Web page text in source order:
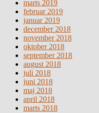
marts 2019
februar 2019
januar 2019
december 2018
november 2018
oktober 2018
september 2018
august 2018
juli 2018
juni 2018
maj 2018
april 2018
marts 2018